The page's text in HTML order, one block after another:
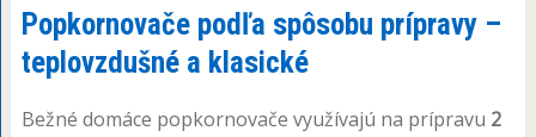
Popkornovače podľa spôsobu prípravy –
teplovzdušné a klasické
Bežné domáce popkornovače využívajú na prípravu 2